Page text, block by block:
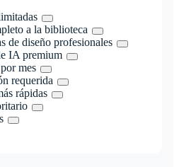
a la biblioteca
de diseño profesionales
IA premium
mes
requerida
rápidas